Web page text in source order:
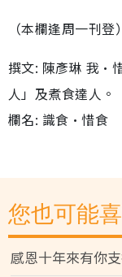
（本欄逢周一刊登）
撰文: 陳彥琳 我•
人」及煮食達人。
欄名: 識食•惜食
您也可能
感恩十年來有你